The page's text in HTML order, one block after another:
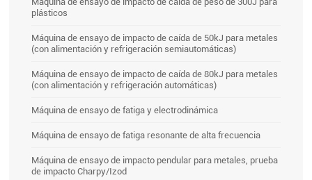
plásticos
Máquina de ensayo de impacto de caída de 50kJ para metales
(con alimentación y refrigeración semiautomáticas)
Máquina de ensayo de impacto de caída de 80kJ para metales
(con alimentación y refrigeración automáticas)
Máquina de ensayo de fatiga y electrodinámica
Máquina de ensayo de fatiga resonante de alta frecuencia
Máquina de ensayo de impacto pendular para metales, prueba
de impacto Charpy/Izod